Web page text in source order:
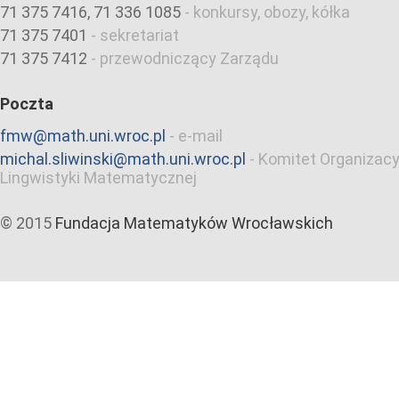
71 375 7416, 71 336 1085 - konkursy, obozy, kółka
71 375 7401 - sekretariat
71 375 7412 - przewodniczący Zarządu
Poczta
fmw@math.uni.wroc.pl - e-mail
michal.sliwinski@math.uni.wroc.pl - Komitet
Lingwistyki Matematycznej
© 2015 Fundacja Matematyków Wrocławskich